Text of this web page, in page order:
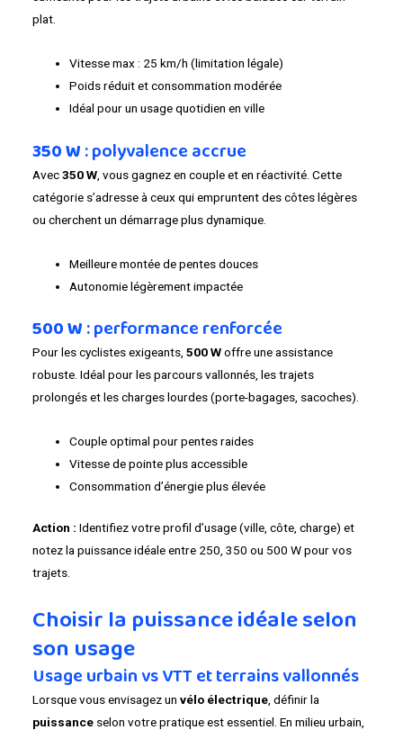
plat.
Vitesse max : 25 km/h (limitation légale)
Poids réduit et consommation modérée
Idéal pour un usage quotidien en ville
350 W: polyvalence accrue
Avec350 W, vous gagnez en couple et en réactivité. Cette
catégorie s’adresse à ceux qui empruntent des côtes légères
ou cherchent un démarrage plus dynamique.
Meilleure montée de pentes douces
Autonomie légèrement impactée
500 W: performance renforcée
Pour les cyclistes exigeants, 500 Woffre une assistance
robuste. Idéal pour les parcours vallonnés, les trajets
prolongés et les charges lourdes (porte-bagages, sacoches).
Couple optimal pour pentes raides
Vitesse de pointe plus accessible
Consommation d’énergie plus élevée
Action : Identifiez votre profil d’usage (ville, côte, charge) et
notez la puissance idéale entre 250, 350 ou 500 W pour vos
trajets.
Choisir la puissance idéale selon
son usage
Usage urbain vs VTT et terrains vallonnés
Lorsque vous envisagez un vélo électrique, définir la
puissanceselon votre pratique est essentiel. En milieu urbain,